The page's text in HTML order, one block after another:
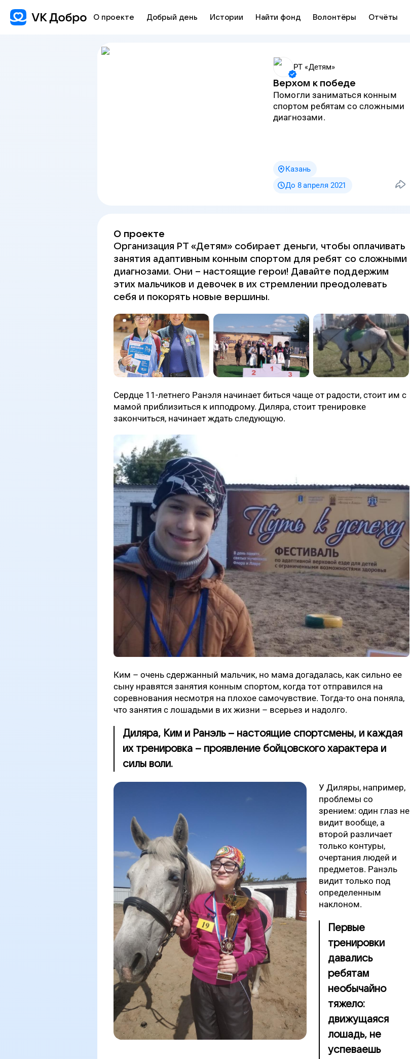
О проекте Добрый день Истории Найти фонд Волонтёры Отчёты
РТ «Детям»
Верхом к победе
Помогли заниматься конным
спортом ребятам со сложными
диагнозами.
Казань
До 8 апреля 2021
О проекте
Организация РТ «Детям» собирает деньги, чтобы оплачивать
занятия адаптивным конным спортом для ребят со сложными
диагнозами. Они – настоящие герои! Давайте поддержим
этих мальчиков и девочек в их стремлении преодолевать
себя и покорять новые вершины.
Сердце 11-летнего Ранэля начинает биться чаще от радости, стоит им с
мамой приблизиться к ипподрому. Диляра, стоит тренировке
закончиться, начинает ждать следующую.
Ким – очень сдержанный мальчик, но мама догадалась, как сильно ее
сыну нравятся занятия конным спортом, когда тот отправился на
соревнования несмотря на плохое самочувствие. Тогда-то она поняла,
что занятия с лошадьми в их жизни – всерьез и надолго.
Диляра, Ким и Ранэль – настоящие спортсмены, и каждая
их тренировка – проявление бойцовского характера и
силы воли.
У Диляры, например,
проблемы со
зрением: один глаз не
видит вообще, а
второй различает
только контуры,
очертания людей и
предметов. Ранэль
видит только под
определенным
наклоном.
Первые
тренировки
давались
ребятам
необычайно
тяжело:
движущаяся
лошадь, не
успеваешь